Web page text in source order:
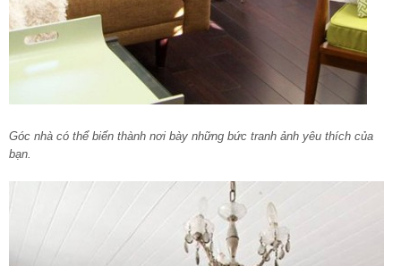
Góc nhà có thể biến thành nơi bày những bức tranh ảnh yêu thích của
bạn.